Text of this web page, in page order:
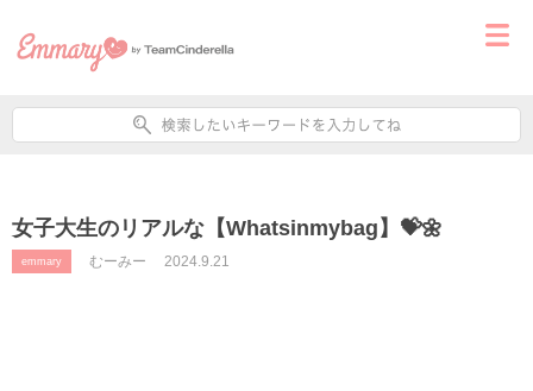
女子大生のリアルな【Whatsinmybag】💝🌼
emmary むーみー 2024.9.21